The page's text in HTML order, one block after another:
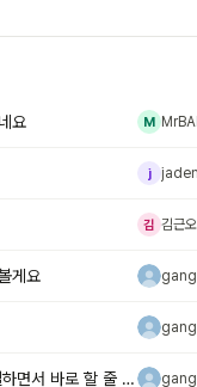
요 M
j
김 김근오
게요 g
g
피벗차트, 대시보드 만들기 어렵지만 제가 일하면서 바로 할 줄 알아야 하 g